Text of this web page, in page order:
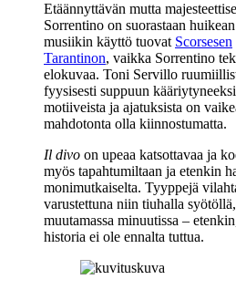
Etäännyttävän mutta
Sorrentino on suorastaan
musiikin käyttö tuovat Scorsesen
Tarantinon, vaikka Sorrentino
elokuvaa. Toni Servillo
fyysisesti suppuun
motiiveista ja ajatuksista on
mahdotonta olla kiinnostumatta.
Il divo on upeaa katsottavaa ja
myös tapahtumiltaan ja etenkin
monimutkaiselta. Tyyppejä
varustettuna niin tiuhalla
muutamassa minuutissa –
historia ei ole ennalta tuttua.